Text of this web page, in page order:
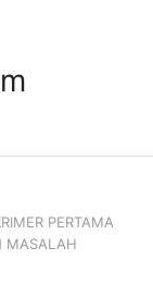
PERTAMA
MASALAH